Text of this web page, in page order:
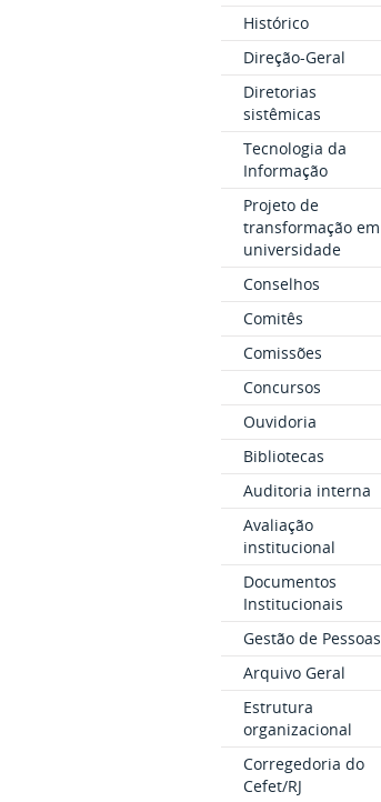
Histórico
Direção-Geral
Diretorias
sistêmicas
Tecnologia da
Informação
Projeto de
transformação em
universidade
Conselhos
Comitês
Comissões
Concursos
Ouvidoria
Bibliotecas
Auditoria interna
Avaliação
institucional
Documentos
Institucionais
Gestão de Pessoas
Arquivo Geral
Estrutura
organizacional
Corregedoria do
Cefet/RJ